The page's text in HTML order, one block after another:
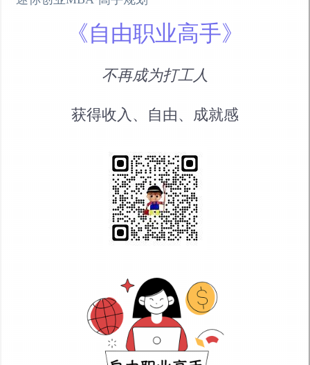
《自由职业高手》
不再成为打工人
获得收入、自由、成就感